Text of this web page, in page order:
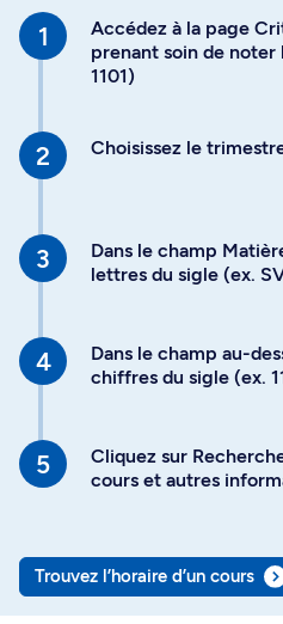
Accédez à la page
prenant soin de noter
1101)
Choisissez le
Dans le champ
lettres du sigle (ex.
Dans le champ au-
chiffres du sigle (ex.
Cliquez sur
cours et autres
Trouvez l’horaire d’un cours